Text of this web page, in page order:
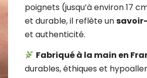
poignets (jusqu’à environ 17
et durable, il reflète un
et authenticité.
Fabriqué à la main en
durables, éthiques et